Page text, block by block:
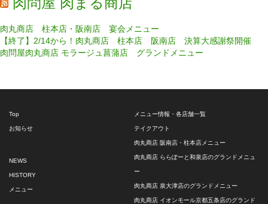
肉丸商店 柱本店・阪南店 宴会メニュー
【終了】2/14から！肉丸商店 柱本店 阪南店 決算大感謝祭開催
肉問屋肉丸商店 モラージュ菖蒲店 グランドメニュー
Top
お知らせ
NEWS
HISTORY
メニュー
メニュー情報・各店舗一覧
テイクアウト
肉丸商店 阪南店・柱本店メニュー
肉丸商店 ららぽーと和泉店のグランドメニュ
ー
肉丸商店 泉大津店のグランドメニュー
肉丸商店 イオンモール京都五条店のグランド